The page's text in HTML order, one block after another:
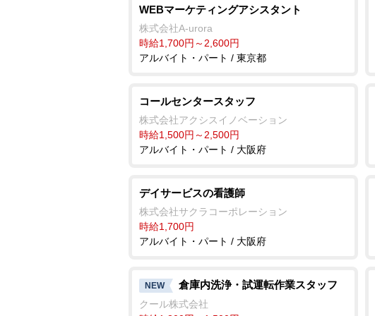
WEBマーケティングアシスタント
株式会社A-urora
時給1,700円～2,600円
アルバイト・パート / 東京都
コールセンタースタッフ
株式会社アクシスイノベーション
時給1,500円～2,500円
アルバイト・パート / 大阪府
デイサービスの看護師
株式会社サクラコーポレーション
時給1,700円
アルバイト・パート / 大阪府
NEW 倉庫内洗浄・試運転作業スタッフ
クール株式会社